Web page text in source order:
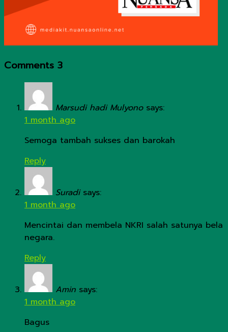
Comments 3
Marsudi hadi Mulyono says:
1 month ago
Semoga tambah sukses dan barokah
Reply
Suradi says:
1 month ago
Mencintai dan membela NKRI salah satunya bela
negara.
Reply
Amin says:
1 month ago
Bagus